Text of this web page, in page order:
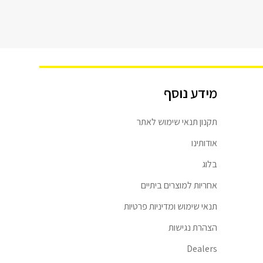
מידע נוסף
תקנון תנאי שימוש לאתר
אודותינו
בלוג
אחריות למוצרים ביתיים
תנאי שימוש ומדיניות פרטיות
הצהרת נגישות
Dealers